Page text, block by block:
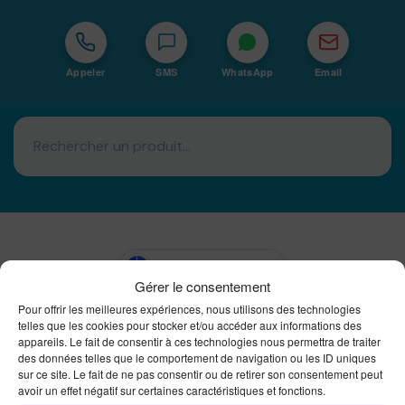
Gérer le consentement
Pour offrir les meilleures expériences, nous utilisons des technologies
telles que les cookies pour stocker et/ou accéder aux informations des
appareils. Le fait de consentir à ces technologies nous permettra de traiter
des données telles que le comportement de navigation ou les ID uniques
sur ce site. Le fait de ne pas consentir ou de retirer son consentement peut
avoir un effet négatif sur certaines caractéristiques et fonctions.
Appeler SMS WhatsApp Email
Bureautique Reunion Ei
Intégrateur de solutions d'impression Bureautique et
DTF à la Réunion